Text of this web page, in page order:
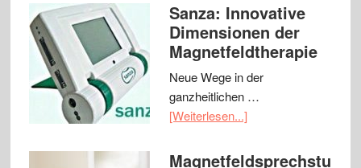
Sanza: Innovative
Dimensionen der
Magnetfeldtherapie
Neue Wege in der
ganzheitlichen …
[Weiterlesen...]
Magnetfeldsprechstu